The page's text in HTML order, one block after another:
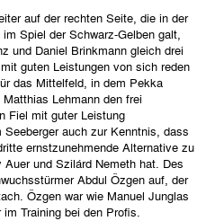
auf der rechten Seite, die in der
Spiel der Schwarz-Gelben galt,
und Daniel Brinkmann gleich drei
guten Leistungen von sich reden
das Mittelfeld, in dem Pekka
Lehmann den frei
Fiel mit guter Leistung
auch zur Kenntnis, dass
ernstzunehmende Alternative zu
und Szilárd Nemeth hat. Des
Abdul Özgen auf, der
Özgen war wie Manuel Junglas
Training bei den Profis.